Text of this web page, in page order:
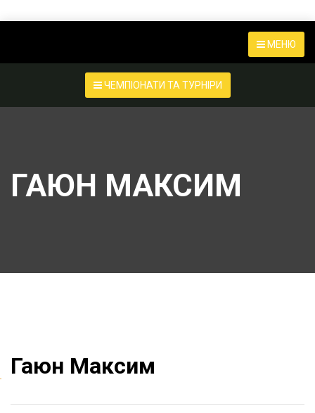
МЕНЮ
ЧЕМПІОНАТИ ТА ТУРНІРИ
ГАЮН МАКСИМ
Гаюн Максим